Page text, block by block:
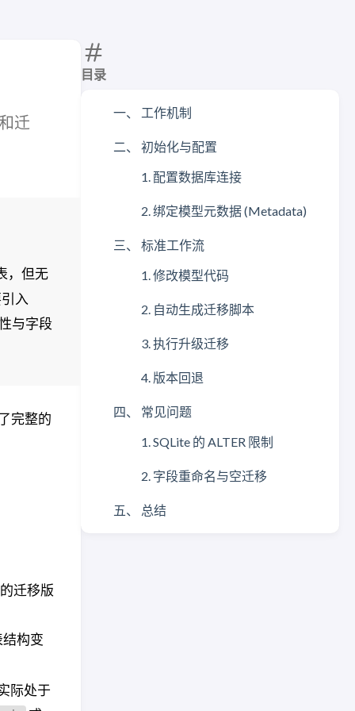
目录
一、 工作机制
二、 初始化与配置
1. 配置数据库连接
2. 绑定模型元数据 (Metadata)
三、 标准工作流
1. 修改模型代码
2. 自动生成迁移脚本
3. 执行升级迁移
4. 版本回退
四、 常见问题
1. SQLite 的 ALTER 限制
2. 字段重命名与空迁移
五、 总结
迁
，但无
入
与字段
完整的
迁移版
构变
际处于